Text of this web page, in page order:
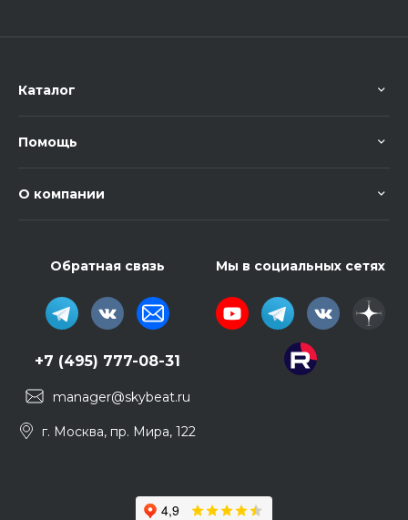
Каталог
Помощь
О компании
Обратная связь
+7 (495) 777-08-31
manager@skybeat.ru
г. Москва, пр. Мира, 122
Мы в социальных сетях